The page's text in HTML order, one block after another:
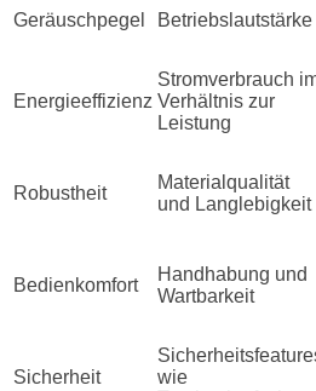
Geräuschpegel Betriebslautstärke
Energieeffizienz
Stromverbrauch
Verhältnis zur
Leistung
Robustheit
Materialqualität
und Langlebigkeit
Bedienkomfort
Handhabung und
Wartbarkeit
Sicherheit
wie